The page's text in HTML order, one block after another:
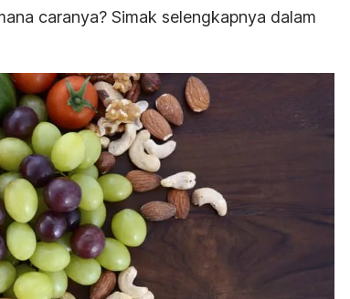
caranya? Simak selengkapnya dalam